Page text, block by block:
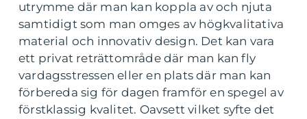
utrymme där man kan koppla av och njuta
samtidigt som man omges av högkvalitativa
material och innovativ design. Det kan vara
ett privat reträttområde där man kan fly
vardagsstressen eller en plats där man kan
förbereda sig för dagen framför en spegel av
förstklassig kvalitet. Oavsett vilket syfte det